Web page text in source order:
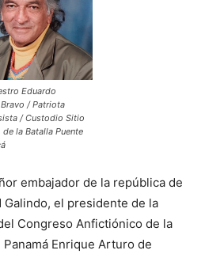
Eduardo
/ Patriota
/ Custodio Sitio
la Batalla Puente
embajador de la república de
Galindo, el presidente de la
Congreso Anfictiónico de la
Enrique Arturo de